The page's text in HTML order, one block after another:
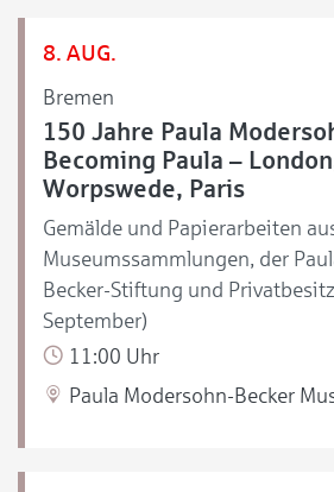
8. AUG.
Bremen
150 Jahre Paula
Becoming Paula –
Worpswede, Paris
Gemälde und Papierarbeiten
Museumssammlungen, der
Becker-Stiftung und
September)
11:00 Uhr
Paula Modersohn-Becker